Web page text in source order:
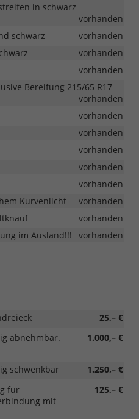
in schwarz
vorhanden
schwarz
vorhanden
vorhanden
vorhanden
Bereifung 215/65 R17
vorhanden
vorhanden
vorhanden
vorhanden
vorhanden
vorhanden
Kurvenlicht
vorhanden
vorhanden
im Ausland!!!
vorhanden
25,– €
1.000,– €
abnehmbar.
1.250,– €
schwenkbar
125,– €
für
mit